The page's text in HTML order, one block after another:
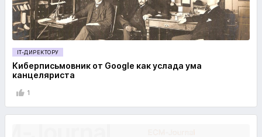
IT-ДИРЕКТОРУ
Киберписьмовник от Google как услада ума
канцеляриста
1